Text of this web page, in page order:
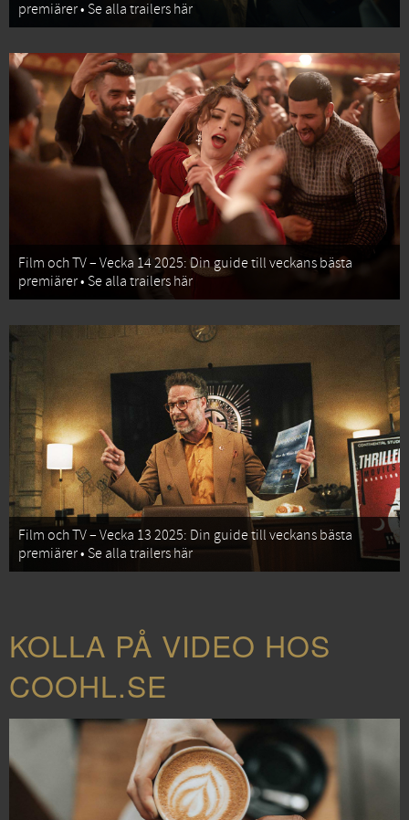
premiärer • Se alla trailers här
Film och TV – Vecka 14 2025: Din guide till veckans bästa
premiärer • Se alla trailers här
Film och TV – Vecka 13 2025: Din guide till veckans bästa
premiärer • Se alla trailers här
KOLLA PÅ VIDEO HOS
COOHL.SE